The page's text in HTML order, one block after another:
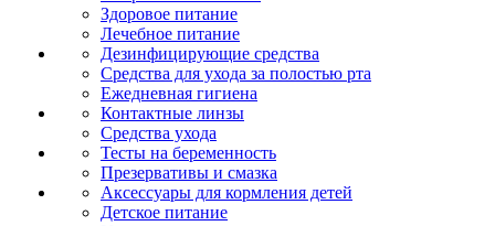
Здоровое питание
Лечебное питание
Дезинфицирующие средства
Средства для ухода за полостью рта
Ежедневная гигиена
Контактные линзы
Средства ухода
Тесты на беременность
Презервативы и смазка
Аксессуары для кормления детей
Детское питание